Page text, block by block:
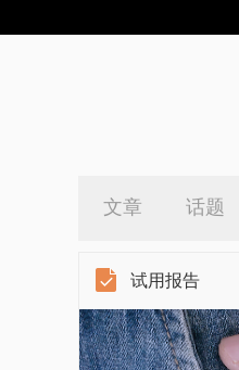
文章 话题
试用报告